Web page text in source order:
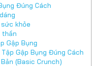
Đúng Cách
khỏe
thần
Gập Bụng
Gập Bụng Đúng Cách
(Basic Crunch)